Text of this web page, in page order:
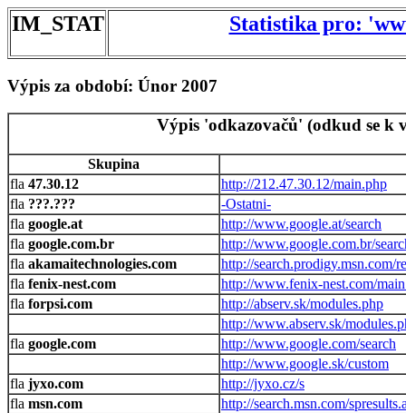
IM_STAT Statistika pro:
Výpis za období: Únor 2007
Výpis 'odkazovačů' (odkud se k
Skupina
47.30.12
http://212.47.30.12/main.php
???.???
-Ostatni-
google.at
http://www.google.at/search
google.com.br
http://www.google.com.br/
akamaitechnologies.com
http://search.prodigy.msn.com/
fenix-nest.com
http://www.fenix-nest.com/
forpsi.com
http://abserv.sk/modules.php
http://www.abserv.sk/
google.com
http://www.google.com/search
http://www.google.sk/custom
jyxo.com
http://jyxo.cz/s
msn.com
http://search.msn.com/